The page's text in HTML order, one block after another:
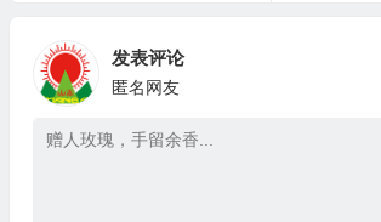
发表评论
匿名网友